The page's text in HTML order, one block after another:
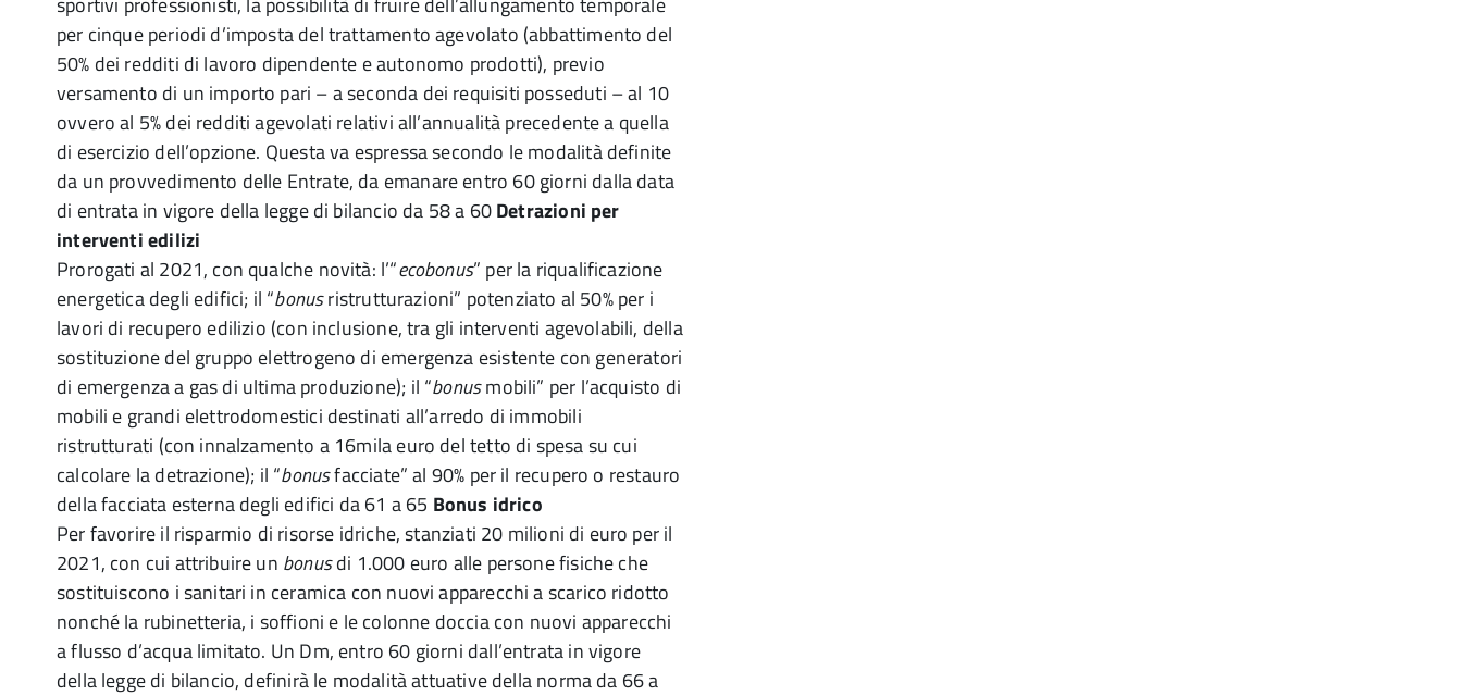
per cinque periodi d’imposta del trattamento agevolato (abbattimento del
50% dei redditi di lavoro dipendente e autonomo prodotti), previo
versamento di un importo pari – a seconda dei requisiti posseduti – al 10
ovvero al 5% dei redditi agevolati relativi all’annualità precedente a quella
di esercizio dell’opzione. Questa va espressa secondo le modalità definite
da un provvedimento delle Entrate, da emanare entro 60 giorni dalla data
di entrata in vigore della legge di bilancio da 58 a 60Detrazioni per
interventi edilizi
Prorogati al 2021, con qualche novità: l’“ecobonus” per la riqualificazione
energetica degli edifici; il “bonusristrutturazioni” potenziato al 50% per i
lavori di recupero edilizio (con inclusione, tra gli interventi agevolabili, della
sostituzione del gruppo elettrogeno di emergenza esistente con generatori
di emergenza a gas di ultima produzione); il “bonusmobili” per l’acquisto di
mobili e grandi elettrodomestici destinati all’arredo di immobili
ristrutturati (con innalzamento a 16mila euro del tetto di spesa su cui
calcolare la detrazione); il “bonusfacciate” al 90% per il recupero o restauro
della facciata esterna degli edifici da 61 a 65 Bonus idrico
Per favorire il risparmio di risorse idriche, stanziati 20 milioni di euro per il
2021, con cui attribuire un bonusdi 1.000 euro alle persone fisiche che
sostituiscono i sanitari in ceramica con nuovi apparecchi a scarico ridotto
nonché la rubinetteria, i soffioni e le colonne doccia con nuovi apparecchi
a flusso d’acqua limitato. Un Dm, entro 60 giorni dall’entrata in vigore
della legge di bilancio, definirà le modalità attuative della norma da 66 a